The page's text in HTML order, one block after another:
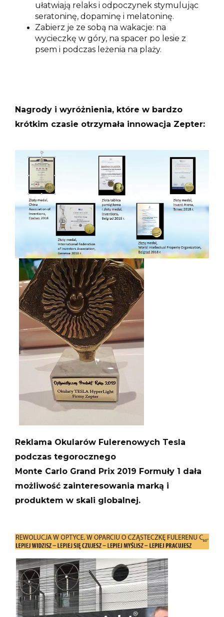
ułatwiają relaks i odpoczynek stymulując
seratoninę, dopaminę i melatoninę.
Zabierz je ze sobą na wakacje: na
wycieczkę w góry, na spacer po lesie z
psem i podczas leżenia na plaży.
Nagrody i wyróżnienia, które w bardzo
krótkim czasie otrzymała innowacja Zepter:
Reklama Okularów Fulerenowych Tesla
podczas tegorocznego
Monte Carlo Grand Prix 2019 Formuły 1 dała
możliwość zainteresowania marką i
produktem w skali globalnej.